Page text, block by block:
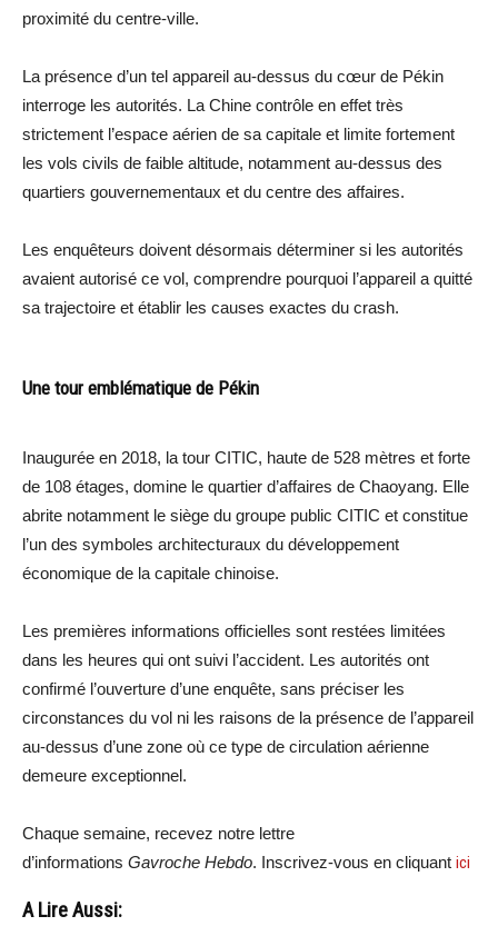
proximité du centre-ville.
La présence d’un tel appareil au-dessus du cœur de Pékin
interroge les autorités. La Chine contrôle en effet très
strictement l’espace aérien de sa capitale et limite fortement
les vols civils de faible altitude, notamment au-dessus des
quartiers gouvernementaux et du centre des affaires.
Les enquêteurs doivent désormais déterminer si les autorités
avaient autorisé ce vol, comprendre pourquoi l’appareil a quitté
sa trajectoire et établir les causes exactes du crash.
Une tour emblématique de Pékin
Inaugurée en 2018, la tour CITIC, haute de 528 mètres et forte
de 108 étages, domine le quartier d’affaires de Chaoyang. Elle
abrite notamment le siège du groupe public CITIC et constitue
l’un des symboles architecturaux du développement
économique de la capitale chinoise.
Les premières informations officielles sont restées limitées
dans les heures qui ont suivi l’accident. Les autorités ont
confirmé l’ouverture d’une enquête, sans préciser les
circonstances du vol ni les raisons de la présence de l’appareil
au-dessus d’une zone où ce type de circulation aérienne
demeure exceptionnel.
Chaque semaine, recevez notre lettre
d’informations Gavroche Hebdo. Inscrivez-vous en cliquant ici
A Lire Aussi: